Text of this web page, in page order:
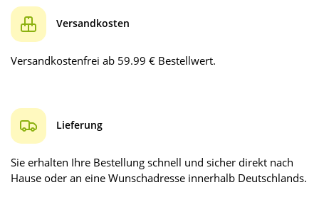
Versandkosten
Versandkostenfrei ab 59.99 € Bestellwert.
Lieferung
Sie erhalten Ihre Bestellung schnell und sicher direkt nach
Hause oder an eine Wunschadresse innerhalb Deutschlands.